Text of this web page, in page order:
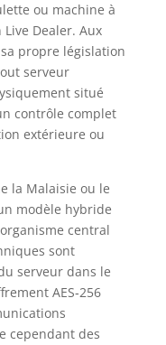
ou machine à
Dealer. Aux
propre législation
serveur
situé
contrôle complet
extérieure ou
la Malaisie ou le
modèle hybride
central
sont
serveur dans le
AES‑256
cependant des